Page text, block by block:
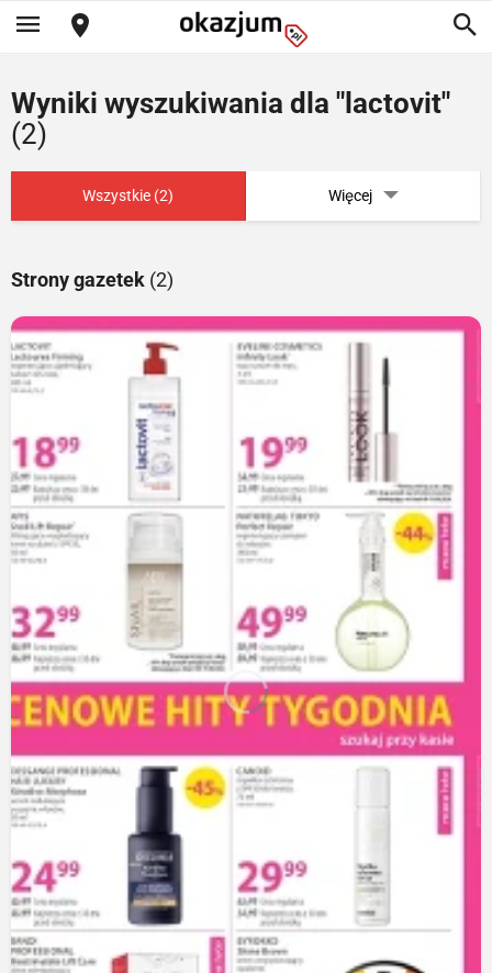
Wyniki wyszukiwania dla "lactovit"
(2)
Wszystkie (2) Więcej
Strony gazetek (2)